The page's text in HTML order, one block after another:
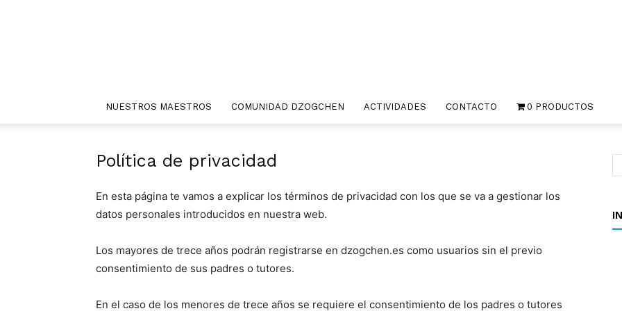
NUESTROS MAESTROS COMUNIDAD DZOGCHEN ACTIVIDADES CONTACTO 0 PRODUCTOS
Política de privacidad
En esta página te vamos a explicar los términos de privacidad con los que se va a gestionar los
datos personales introducidos en nuestra web.
Los mayores de trece años podrán registrarse en dzogchen.es como usuarios sin el previo
consentimiento de sus padres o tutores.
En el caso de los menores de trece años se requiere el consentimiento de los padres o tutores